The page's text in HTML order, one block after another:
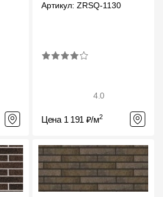
Артикул: ZRSQ-1130
4.0
Цена 1 191 ₽/м2